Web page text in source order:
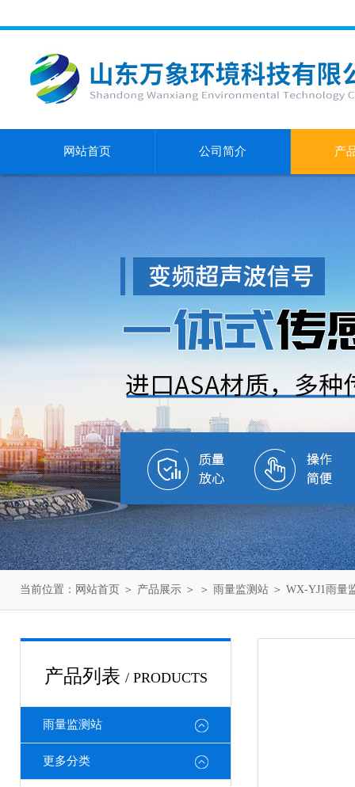
网站首页 公司简介 产
当前位置： 网站首页 ＞ 产品展示 ＞ ＞ 雨量监测站 ＞ WX-YJ1雨量
产品列表 / PRODUCTS
雨量监测站
更多分类